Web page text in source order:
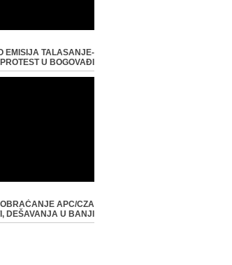
EMISIJA TALASANJE-
U BOGOVAĐI
OBRAĆANJE APC/CZA
DEŠAVANJA U BANJI